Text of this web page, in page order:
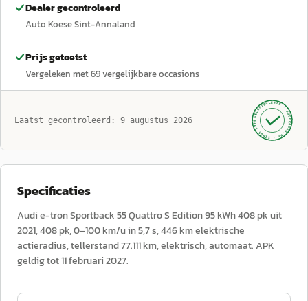
Dealer gecontroleerd
Auto Koese Sint-Annaland
Prijs getoetst
Vergeleken met69vergelijkbare occasions
Laatst gecontroleerd: 9 augustus 2026 GECONTROLEERD ·
AUTOKOPEN.NL
· SINDS 1999 ·
Specificaties
Audi e-tron Sportback 55 Quattro S Edition 95 kWh 408 pk uit
2021, 408 pk, 0–100 km/u in 5,7 s, 446 km elektrische
actieradius, tellerstand 77.111 km, elektrisch, automaat. APK
geldig tot 11 februari 2027.